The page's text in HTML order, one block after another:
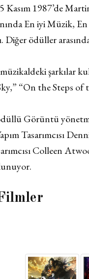
1987’de
En iyi Müzik,
ödüller
şarkılar
“On the Steps of
Görüntü
Tasarımcısı
Colleen